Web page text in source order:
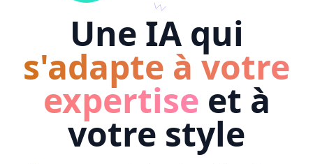
Une IA qui
s'adapte à votre
expertise et à
votre style